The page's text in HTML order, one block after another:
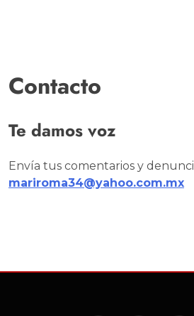
Contacto
Te damos voz
Envía tus comentarios y
mariroma34@yahoo.com.mx